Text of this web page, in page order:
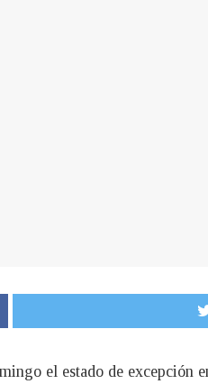
el estado de excepción